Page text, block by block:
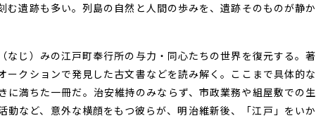
む遺跡も多い。列島の自然と人間の歩みを、遺跡そのものが静か
じ）みの江戸町奉行所の与力・同心たちの世界を復元する。著
ークションで発見した古文書などを読み解く。ここまで具体的な
に満ちた一冊だ。治安維持のみならず、市政業務や組屋敷での生
動など、意外な横顔をもつ彼らが、明治維新後、「江戸」をいか